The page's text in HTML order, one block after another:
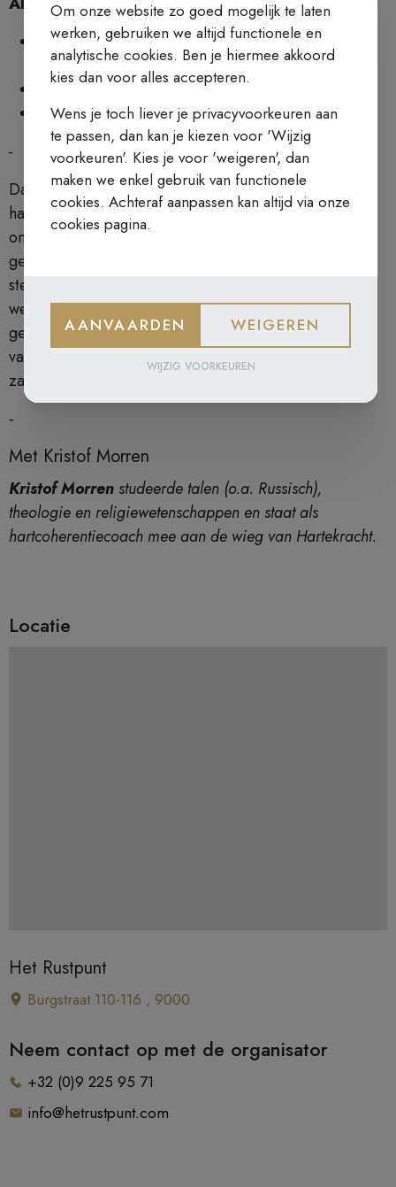
Volgende sessies: 3 maart, 17 maart, 7 april, 21
april en 5 mei 2026
Eenmalige deelname is niet mogelijk
Namiddagsessie- start om 14u30 – 16u30
-
Dankzij Gods werkzaamheid en onze zuiverheid van
hart kan ons Jezusgebed dan zelfs overgaan in een
ononderbroken inwendig gebed waarbij God Zelf het
gebed in onze zielen voltrekt. Zo groeit gestaag een
steeds diepere verbondenheid met God. Iedereen is
welkom: of je nu al ervaring hebt met het innerlijk
gebed, of nog zoekend bent. Kom mee op deze weg
van stilte en ontdek hoe God Zich laat vinden in het
zachte ritme van adem en gebed.
-
Met Kristof Morren
Kristof Morren studeerde talen (o.a. Russisch),
theologie en religiewetenschappen en staat als
hartcoherentiecoach mee aan de wieg van Hartekracht.
Locatie
Het Rustpunt
Burgstraat 110-116 , 9000
Neem contact op met de organisator
+32 (0)9 225 95 71
info@hetrustpunt.com
Om onze website zo goed mogelijk te laten
werken, gebruiken we altijd functionele en
analytische cookies. Ben je hiermee akkoord
kies dan voor alles accepteren.
Wens je toch liever je privacyvoorkeuren aan
te passen, dan kan je kiezen voor 'Wijzig
voorkeuren'. Kies je voor 'weigeren', dan
maken we enkel gebruik van functionele
cookies. Achteraf aanpassen kan altijd via onze
cookies pagina.
AANVAARDEN WEIGEREN
WIJZIG VOORKEUREN